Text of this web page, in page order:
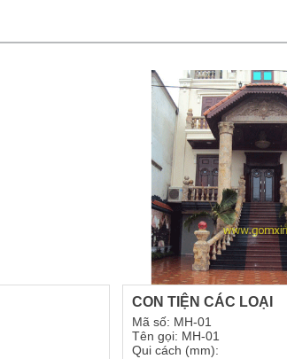
CON TIỆN CÁC LOẠI
Mã số: MH-01
Tên gọi: MH-01
Qui cách (mm):